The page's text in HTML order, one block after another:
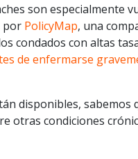
son especialmente
por PolicyMap, una
condados con altas
de enfermarse
disponibles, sabemos
otras condiciones